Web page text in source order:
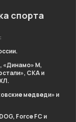
спорта
«Динамо» М,
СКА и
медведи» и
Force FC и